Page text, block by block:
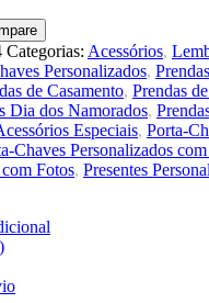
Categorias: Acessórios,
Personalizados,
de Casamento, Prendas
Dia dos Namorados,
Especiais, Porta-
Chaves Personalizados
com Fotos, Presentes